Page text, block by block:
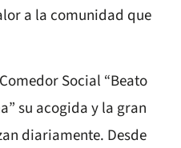
a la comunidad que
Social “Beato
su acogida y la gran
diariamente. Desde